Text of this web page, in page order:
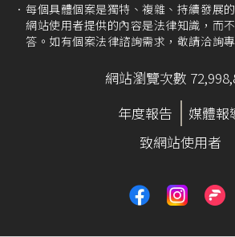
每個具體個案是獨特、複雜、持續發展
網站使用者提供的內容是法律知識，而
答。如有個案法律諮詢需求，敬請洽詢
網站瀏覽次數
年度報告
媒體報
致網站使用者